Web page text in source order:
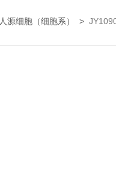
人源细胞（细胞系） >